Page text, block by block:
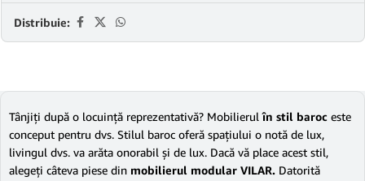
Distribuie:
Tânjiţi după o locuinţă reprezentativă? Mobilierulîn stil baroc este
conceput pentru dvs. Stilul baroc oferă spaţiului o notă de lux,
livingul dvs. va arăta onorabil şi de lux. Dacă vă place acest stil,
alegeţi câteva piese din mobilierul modular VILAR. Datorită